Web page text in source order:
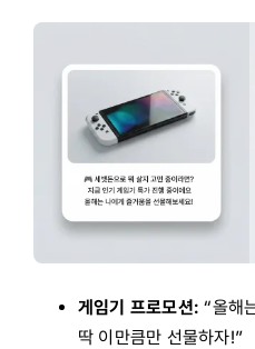
게임기 프로모션: “올해
딱 이만큼만 선물하자!”